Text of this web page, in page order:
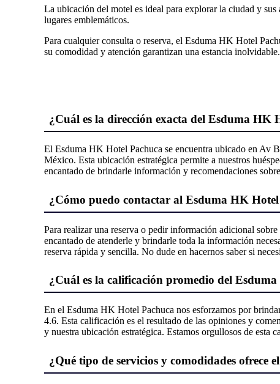
La ubicación del motel es ideal para explorar la ciudad y
lugares emblemáticos.
Para cualquier consulta o reserva, el Esduma HK Hotel
su comodidad y atención garantizan una estancia inolvidable.
¿Cuál es la dirección exacta del Esduma HK
El Esduma HK Hotel Pachuca se encuentra ubicado en Av
México. Esta ubicación estratégica permite a nuestros
encantado de brindarle información y recomendaciones
¿Cómo puedo contactar al Esduma HK
Para realizar una reserva o pedir información adicional
encantado de atenderle y brindarle toda la información
reserva rápida y sencilla. No dude en hacernos saber si
¿Cuál es la calificación promedio del
En el Esduma HK Hotel Pachuca nos esforzamos por
4.6. Esta calificación es el resultado de las opiniones y
y nuestra ubicación estratégica. Estamos orgullosos de esta
¿Qué tipo de servicios y comodidades ofrece